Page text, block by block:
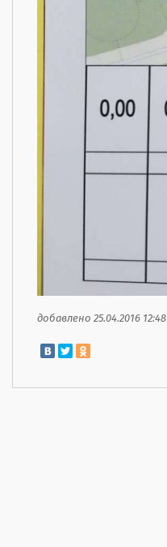
добавлено 25.04.2016 12:48